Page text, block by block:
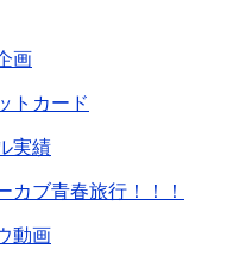
画
トカード
実績
カブ青春旅行！！！
動画